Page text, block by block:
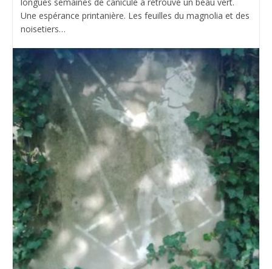
Une espérance printanière. Les feuilles du magnolia et des
noisetiers…